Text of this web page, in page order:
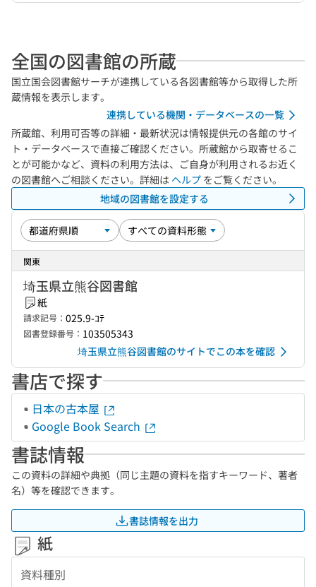
全国の図書館の所蔵
国立国会図書館サーチが連携している各図書館等から取得した所
蔵情報を表示します。
連携している機関・データベースの一覧
所蔵館、利用可否等の詳細・最新状況は情報提供元の各館のサイ
ト・データベースで直接ご確認ください。所蔵館から取寄せるこ
とが可能かなど、資料の利用方法は、ご自身が利用されるお近く
の図書館へご相談ください。詳細は ヘルプ をご覧ください。
地域の図書館を設定する
関東
埼玉県立熊谷図書館
紙
請求記号： 025.9-ｺﾃ
図書登録番号： 103505343
埼玉県立熊谷図書館のサイトでこの本を確認
書店で探す
日本の古本屋
Google Book Search
書誌情報
この資料の詳細や典拠（同じ主題の資料を指すキーワード、著者
名）等を確認できます。
書誌情報を出力
紙
資料種別